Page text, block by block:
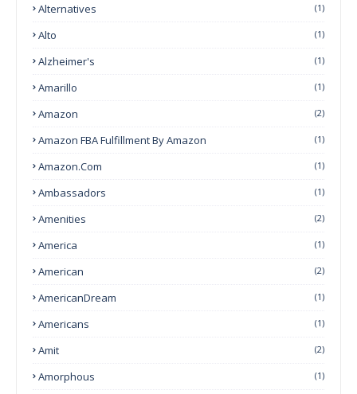
Alternatives (1)
Alto (1)
Alzheimer's (1)
Amarillo (1)
Amazon (2)
Amazon FBA Fulfillment By Amazon (1)
Amazon.com (1)
Ambassadors (1)
Amenities (2)
America (1)
American (2)
AmericanDream (1)
Americans (1)
Amit (2)
Amorphous (1)